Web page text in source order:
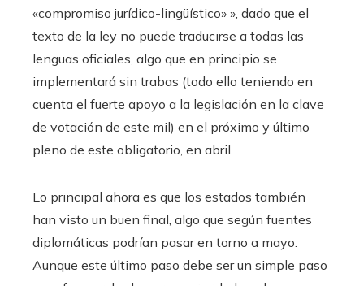
«compromiso jurídico-lingüístico» », dado que el
texto de la ley no puede traducirse a todas las
lenguas oficiales, algo que en principio se
implementará sin trabas (todo ello teniendo en
cuenta el fuerte apoyo a la legislación en la clave
de votación de este mil) en el próximo y último
pleno de este obligatorio, en abril.
Lo principal ahora es que los estados también
han visto un buen final, algo que según fuentes
diplomáticas podrían pasar en torno a mayo.
Aunque este último paso debe ser un simple paso